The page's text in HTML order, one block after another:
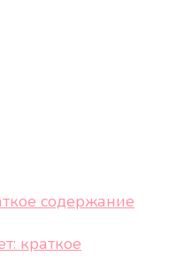
содержание
краткое